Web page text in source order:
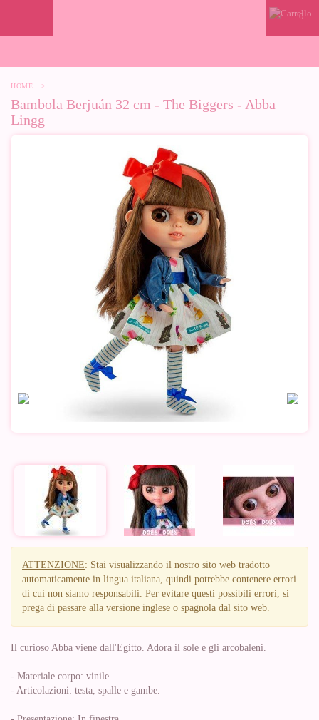
0
HOME >
Bambola Berjuán 32 cm - The Biggers - Abba
Lingg
ATTENZIONE: Stai visualizzando il nostro sito web tradotto
automaticamente in lingua italiana, quindi potrebbe contenere errori
di cui non siamo responsabili. Per evitare questi possibili errori, si
prega di passare alla versione inglese o spagnola dal sito web.
Il curioso Abba viene dall'Egitto. Adora il sole e gli arcobaleni.
- Materiale corpo: vinile.
- Articolazioni: testa, spalle e gambe.